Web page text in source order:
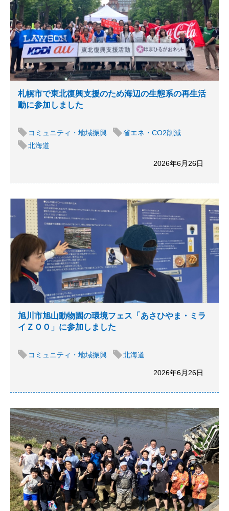
札幌市で東北復興支援のため海辺の生態系の再生活
動に参加しました
コミュニティ・地域振興
省エネ・CO2削減
北海道
2026年6月26日
旭川市旭山動物園の環境フェス「あさひやま・ミラ
イＺＯＯ」に参加しました
コミュニティ・地域振興 北海道
2026年6月26日